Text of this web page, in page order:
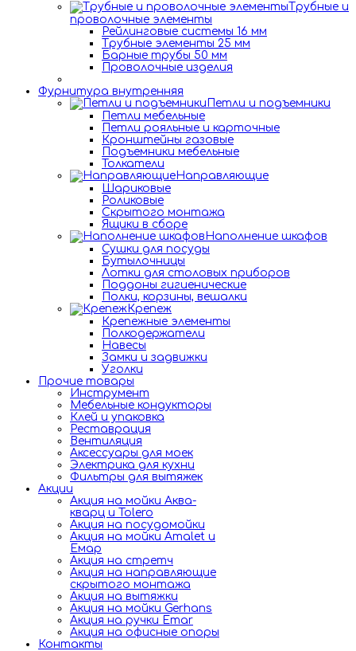
Трубные и
проволочные элементы
Рейлинговые системы 16 мм
Трубные элементы 25 мм
Барные трубы 50 мм
Проволочные изделия
Фурнитура внутренняя
Петли и подъемники
Петли мебельные
Петли рояльные и карточные
Кронштейны газовые
Подъемники мебельные
Толкатели
Направляющие
Шариковые
Роликовые
Скрытого монтажа
Ящики в сборе
Наполнение шкафов
Сушки для посуды
Бутылочницы
Лотки для столовых приборов
Поддоны гигиенические
Полки, корзины, вешалки
Крепеж
Крепежные элементы
Полкодержатели
Навесы
Замки и задвижки
Уголки
Прочие товары
Инструмент
Мебельные кондукторы
Клей и упаковка
Реставрация
Вентиляция
Аксессуары для моек
Электрика для кухни
Фильтры для вытяжек
Акции
Акция на мойки Аква-
кварц и Tolero
Акция на посудомойки
Акция на мойки Amalet и
Емар
Акция на стретч
Акция на направляющие
скрытого монтажа
Акция на вытяжки
Акция на мойки Gerhans
Акция на ручки Emar
Акция на офисные опоры
Контакты